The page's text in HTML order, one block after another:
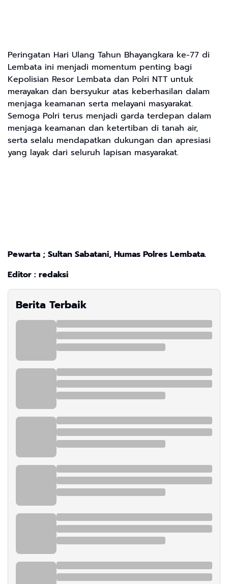
Peringatan Hari Ulang Tahun Bhayangkara ke-77 di
Lembata ini menjadi momentum penting bagi
Kepolisian Resor Lembata dan Polri NTT untuk
merayakan dan bersyukur atas keberhasilan dalam
menjaga keamanan serta melayani masyarakat.
Semoga Polri terus menjadi garda terdepan dalam
menjaga keamanan dan ketertiban di tanah air,
serta selalu mendapatkan dukungan dan apresiasi
yang layak dari seluruh lapisan masyarakat.
Pewarta ; Sultan Sabatani, Humas Polres Lembata.
Editor : redaksi
Berita Terbaik